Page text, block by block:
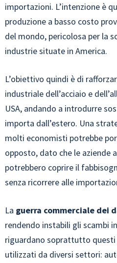
importazioni. L’intenzione è
produzione a basso costo
del mondo, pericolosa per la
industrie situate in America.
L’obiettivo quindi è di
industriale dell’acciaio e
USA, andando a introdurre
importa dall’estero. Una
molti economisti potrebbe
opposto, dato che le aziende
potrebbero coprire il
senza ricorrere alle
La guerra commerciale dei
rendendo instabili gli scambi
riguardano soprattutto
utilizzati da diversi settori: